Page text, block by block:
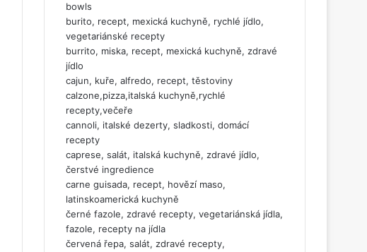
bowls
burito, recept, mexická kuchyně, rychlé jídlo,
vegetariánské recepty
burrito, miska, recept, mexická kuchyně, zdravé
jídlo
cajun, kuře, alfredo, recept, těstoviny
calzone,pizza,italská kuchyně,rychlé
recepty,večeře
cannoli, italské dezerty, sladkosti, domácí
recepty
caprese, salát, italská kuchyně, zdravé jídlo,
čerstvé ingredience
carne guisada, recept, hovězí maso,
latinskoamerická kuchyně
černé fazole, zdravé recepty, vegetariánská jídla,
fazole, recepty na jídla
červená řepa, salát, zdravé recepty,